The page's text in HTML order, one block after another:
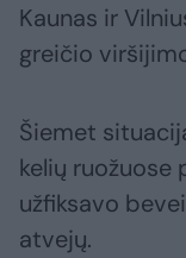
Kaunas ir
greičio
Šiemet
kelių
užfiksavo
atvejų.